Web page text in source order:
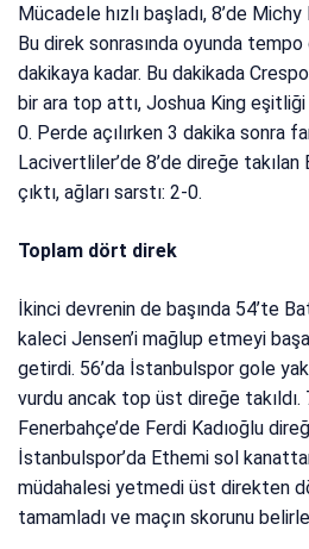
Mücadele hızlı başladı, 8’de
Bu direk sonrasında oyunda
dakikaya kadar. Bu dakikada Crespo
bir ara top attı, Joshua King
0. Perde açılırken 3 dakika sonra
Lacivertliler’de 8’de direğe
çıktı, ağları sarstı: 2-0.
Toplam dört direk
İkinci devrenin de başında 54’te
kaleci Jensen’i mağlup etmeyi
getirdi. 56’da İstanbulspor gole
vurdu ancak top üst direğe takıldı.
Fenerbahçe’de Ferdi Kadıoğlu
İstanbulspor’da Ethemi sol
müdahalesi yetmedi üst direkten
tamamladı ve maçın skorunu